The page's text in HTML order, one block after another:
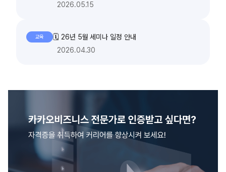
2026.05.15
교육
🗓️ 26년 5월 세미나 일정 안내
2026.04.30